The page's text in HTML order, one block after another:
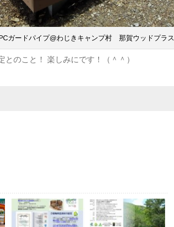
ガードパイプ@わじきキャンプ村 那賀ウッドプラス
のこと！ 楽しみにです！（＾＾）